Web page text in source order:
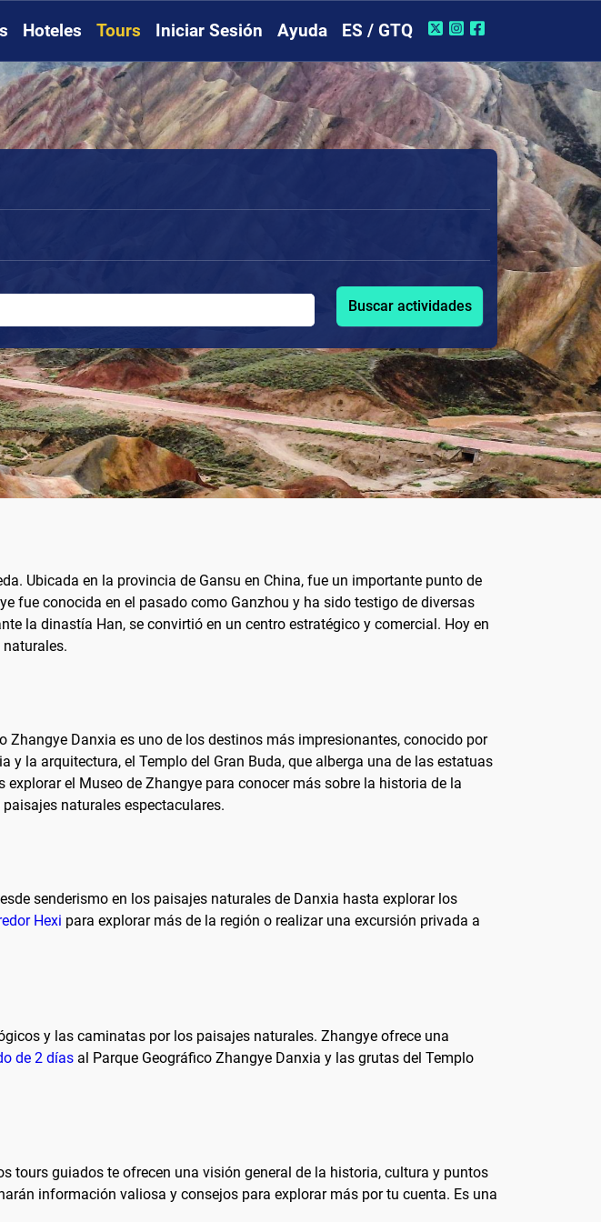
Hoteles Tours Iniciar Sesión Ayuda ES / GTQ
Buscar actividades
Ubicada en la provincia de Gansu en China, fue un importante punto de
fue conocida en el pasado como Ganzhou y ha sido testigo de diversas
la dinastía Han, se convirtió en un centro estratégico y comercial. Hoy en
Zhangye Danxia es uno de los destinos más impresionantes, conocido por
la arquitectura, el Templo del Gran Buda, que alberga una de las estatuas
el Museo de Zhangye para conocer más sobre la historia de la
naturales espectaculares.
senderismo en los paisajes naturales de Danxia hasta explorar los
Hexi para explorar más de la región o realizar una excursión privada a
y las caminatas por los paisajes naturales. Zhangye ofrece una
de 2 días al Parque Geográfico Zhangye Danxia y las grutas del Templo
tours guiados te ofrecen una visión general de la historia, cultura y puntos
información valiosa y consejos para explorar más por tu cuenta. Es una